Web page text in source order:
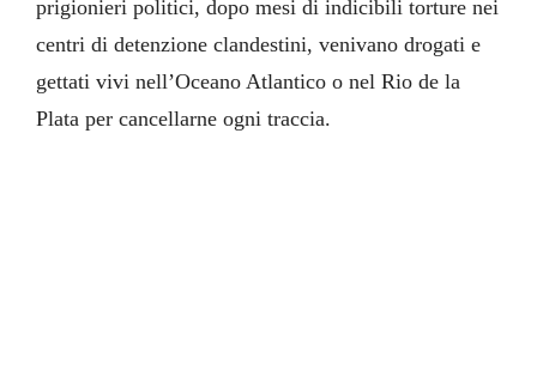
prigionieri politici, dopo mesi di indicibili torture nei
centri di detenzione clandestini, venivano drogati e
gettati vivi nell’Oceano Atlantico o nel Rio de la
Plata per cancellarne ogni traccia.